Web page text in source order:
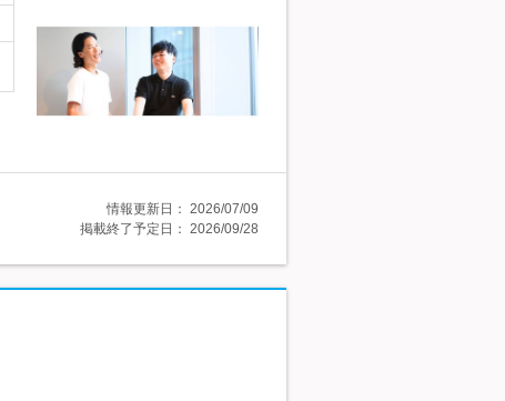
情報更新日： 2026/07/09
掲載終了予定日： 2026/09/28